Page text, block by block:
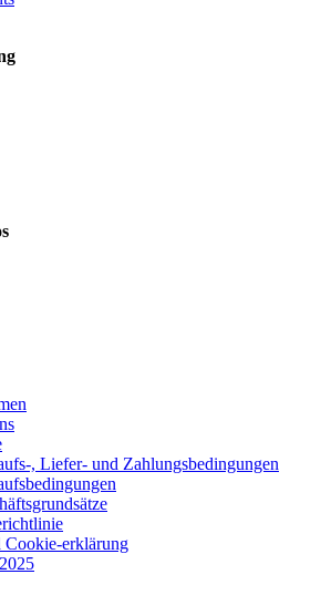
, Liefer- und Zahlungsbedingungen
Cookie-erklärung